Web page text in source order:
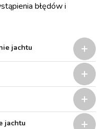
błędów i
jachtu
jachtu